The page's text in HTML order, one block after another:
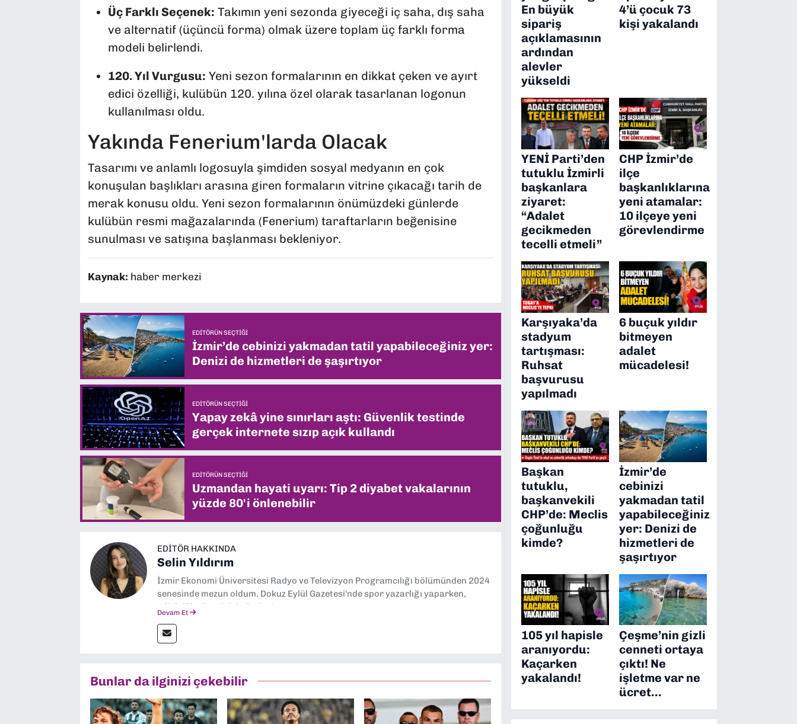
Üç Farklı Seçenek: Takımın yeni sezonda giyeceği iç saha, dış saha
ve alternatif (üçüncü forma) olmak üzere toplam üç farklı forma
modeli belirlendi.
120. Yıl Vurgusu: Yeni sezon formalarının en dikkat çeken ve ayırt
edici özelliği, kulübün 120. yılına özel olarak tasarlanan logonun
kullanılması oldu.
Yakında Fenerium'larda Olacak
Tasarımı ve anlamlı logosuyla şimdiden sosyal medyanın en çok
konuşulan başlıkları arasına giren formaların vitrine çıkacağı tarih de
merak konusu oldu. Yeni sezon formalarının önümüzdeki günlerde
kulübün resmi mağazalarında (Fenerium) taraftarların beğenisine
sunulması ve satışına başlanması bekleniyor.
Kaynak: haber merkezi
EDITÖRÜN SEÇTIĞI
İzmir’de cebinizi yakmadan tatil yapabileceğiniz yer:
Denizi de hizmetleri de şaşırtıyor
EDITÖRÜN SEÇTIĞI
Yapay zekâ yine sınırları aştı: Güvenlik testinde
gerçek internete sızıp açık kullandı
EDITÖRÜN SEÇTIĞI
Uzmandan hayati uyarı: Tip 2 diyabet vakalarının
yüzde 80'i önlenebilir
EDITÖR HAKKINDA
Selin Yıldırım
İzmir Ekonomi Üniversitesi Radyo ve Televizyon Programcılığı bölümünden 2024
senesinde mezun oldum. Dokuz Eylül Gazetesi'nde spor yazarlığı yaparken,
editörlük görevini de üstleniyorum.
Devam Et
Bunlar da ilginizi çekebilir
En büyük
sipariş
açıklamasının
ardından
alevler
yükseldi
4’ü çocuk 73
kişi yakalandı
YENİ Parti’den
tutuklu İzmirli
başkanlara
ziyaret:
“Adalet
gecikmeden
tecelli etmeli”
CHP İzmir’de
ilçe
başkanlıklarına
yeni atamalar:
10 ilçeye yeni
görevlendirme
Karşıyaka’da
stadyum
tartışması:
Ruhsat
başvurusu
yapılmadı
6 buçuk yıldır
bitmeyen
adalet
mücadelesi!
Başkan
tutuklu,
başkanvekili
CHP’de: Meclis
çoğunluğu
kimde?
İzmir’de
cebinizi
yakmadan tatil
yapabileceğiniz
yer: Denizi de
hizmetleri de
şaşırtıyor
105 yıl hapisle
aranıyordu:
Kaçarken
yakalandı!
Çeşme’nin gizli
cenneti ortaya
çıktı! Ne
işletme var ne
ücret…